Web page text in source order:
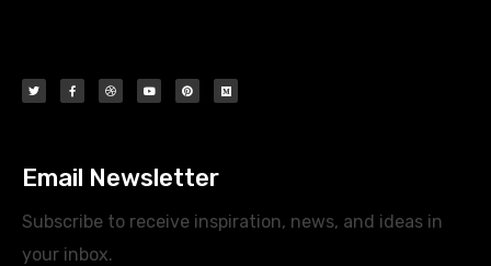
Email Newsletter
Subscribe to receive inspiration, news, and ideas in
your inbox.